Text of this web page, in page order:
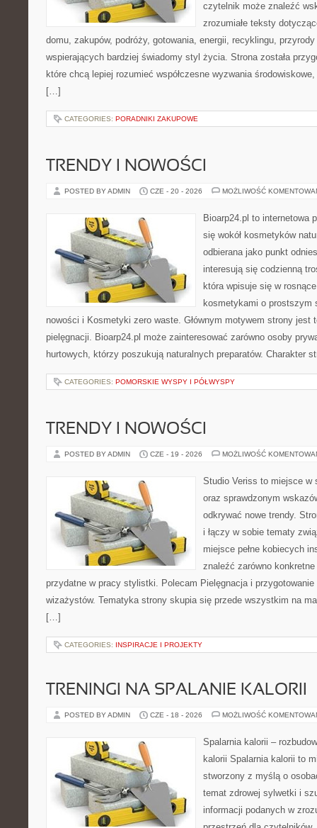
czytelnik może znaleźć
zrozumiałe teksty
domu, zakupów, podróży, gotowania, energii, recyklingu,
wspierających bardziej świadomy styl życia. Strona została
które chcą lepiej rozumieć współczesne wyzwania
[…]
CATEGORIES: PORADNIKI ZAKUPOWE
TRENDY I NOWOŚCI
POSTED BY ADMIN CZE - 20 - 2026 MOŻLIWOŚĆ
Bioarp24.pl to internetowa
się wokół kosmetyków
odbierana jako punkt
interesują się codzienną
która wpisuje się w
kosmetykami o prostszym
nowości i Kosmetyki zero waste. Głównym motywem strony jest
pielęgnacji. Bioarp24.pl może zainteresować zarówno osoby
hurtowych, którzy poszukują naturalnych preparatów. Charakter
CATEGORIES: POMORSKIE WYSPY I PÓŁWYSPY
TRENDY I NOWOŚCI
POSTED BY ADMIN CZE - 19 - 2026 MOŻLIWOŚĆ
Studio Veriss to miejsce w
oraz sprawdzonym
odkrywać nowe trendy.
i łączy w sobie tematy
miejsce pełne kobiecych
znaleźć zarówno
przydatne w pracy stylistki. Polecam Pielęgnacja i
wizażystów. Tematyka strony skupia się przede wszystkim na
[…]
CATEGORIES: INSPIRACJE I PROJEKTY
TRENINGI NA SPALANIE KALORII
POSTED BY ADMIN CZE - 18 - 2026 MOŻLIWOŚĆ
Spalarnia kalorii –
kalorii Spalarnia kalorii to
stworzony z myślą o
temat zdrowej sylwetki i
informacji podanych w